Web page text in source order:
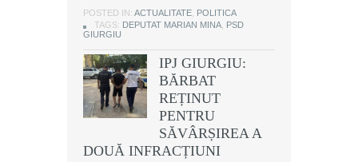
POSTED IN: ACTUALITATE POLITICA
TAGS: DEPUTAT MARIAN MINA PSD
GIURGIU
IPJ GIURGIU:
BĂRBAT
REȚINUT
PENTRU
SĂVÂRȘIREA A
DOUĂ INFRACȚIUNI